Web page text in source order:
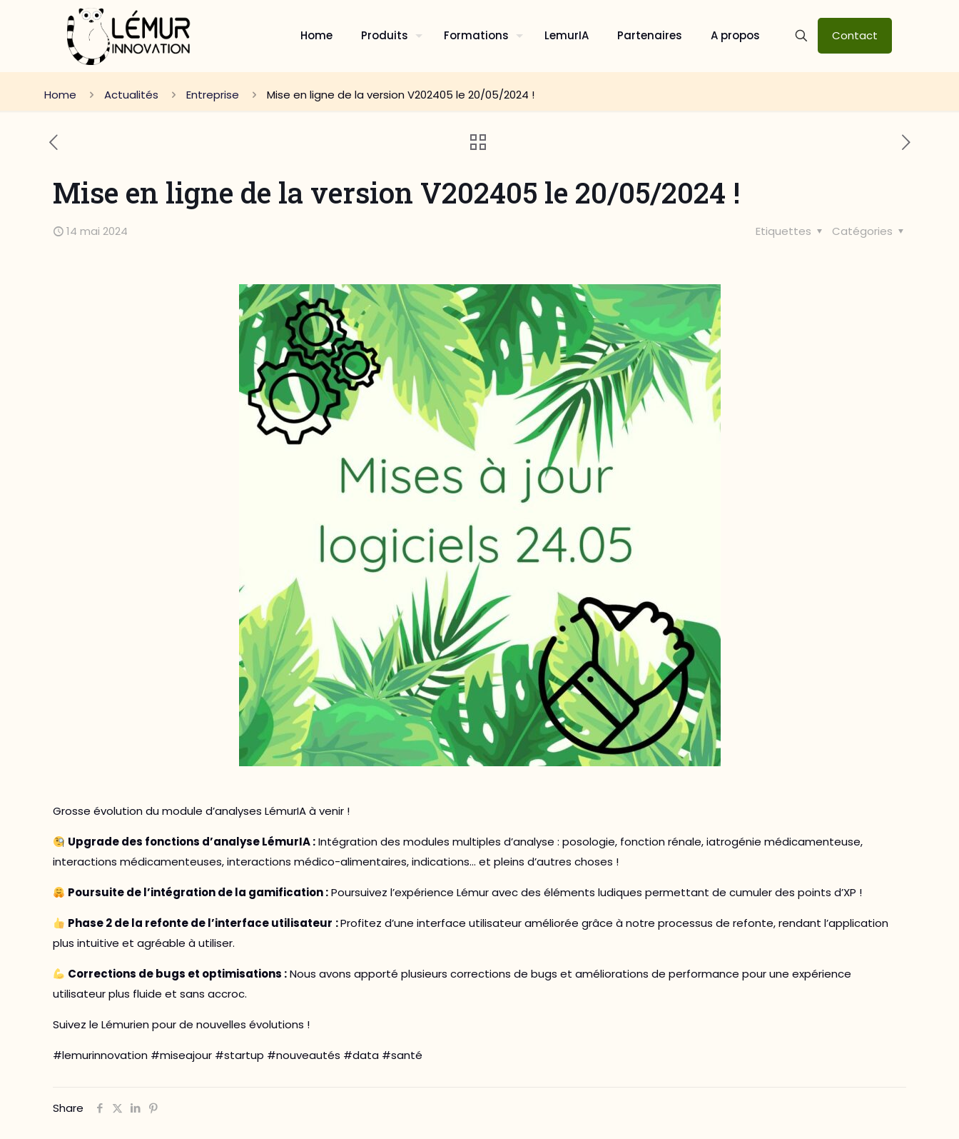
Home Produits Formations LemurIA Partenaires A propos Contact
Home Actualités Entreprise Mise en ligne de la version V202405 le 20/05/2024 !
Mise en ligne de la version V202405 le 20/05/2024 !
14 mai 2024 Catégories
Etiquettes
Grosse évolution du module d’analyses LémurIA à venir !
Upgrade des fonctions d’analyse LémurIA :Intégration des modules multiples d’analyse : posologie, fonction rénale, iatrogénie médicamenteuse,
interactions médicamenteuses, interactions médico-alimentaires, indications… et pleins d’autres choses !
Poursuite de l’intégration de la gamification :Poursuivez l’expérience Lémur avec des éléments ludiques permettant de cumuler des points d’XP !
Phase 2 de la refonte de l’interface utilisateur :Profitez d’une interface utilisateur améliorée grâce à notre processus de refonte, rendant l’application
plus intuitive et agréable à utiliser.
Corrections de bugs et optimisations :Nous avons apporté plusieurs corrections de bugs et améliorations de performance pour une expérience
utilisateur plus fluide et sans accroc.
Suivez le Lémurien pour de nouvelles évolutions !
#lemurinnovation #miseajour #startup #nouveautés #data #santé
Share